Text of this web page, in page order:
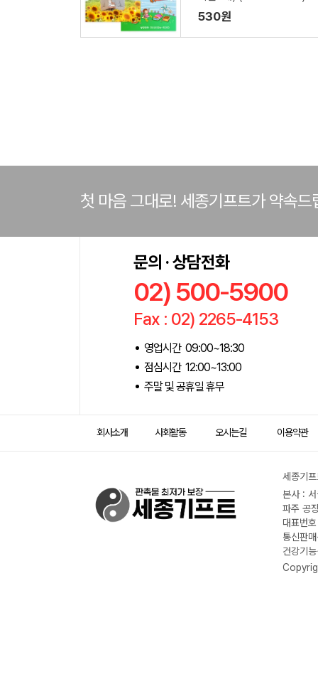
530원
첫 마음 그대로! 세종기프트가 약속드
문의 · 상담전화
02) 500-5900
Fax : 02) 2265-4153
영업시간 09:00~18:30
점심시간 12:00~13:00
주말 및 공휴일 휴무
회사소개 사회활동 오시는길 이용약관
세종기
본사 :
파주 공
대표번
통신판
건강기